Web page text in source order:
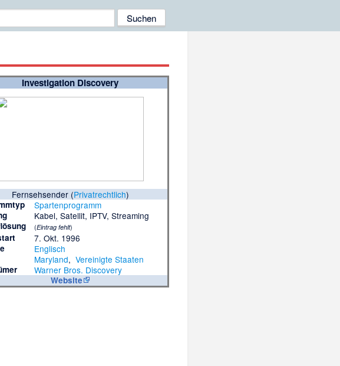
Investigation Discovery
Fernsehsender (Privatrechtlich)
Spartenprogramm
Kabel, Satellit, IPTV, Streaming
(Eintrag fehlt)
7. Okt. 1996
Englisch
Maryland, Vereinigte Staaten
Warner Bros. Discovery
Website